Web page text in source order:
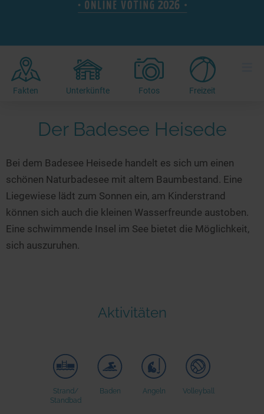
Radtouren am See
Kitesurfen
Kanu- & Kajaktouren
Badeseen in Deutschland
Wellness am See
Romantik Hotels
Urlaub an der Küste
Unterkünfte
Hotels am See
Ferienwohnungen
Camping
Kanu- & Kajak-Urlaub
Bikeurlaub
Auszeit & Wellness
Camping am See
Top-Hotels
Familienhotels
Wellness-Hotels
Biohotels
Ausgefallenes
Häuser auf dem Wasser
Hundefreundliche Unterkünfte
Seen in Deutschland
Seen in Europa
Überwachte Badestellen
Unsere See-Highlights
Deutschlands schönste Seen
Top Seen nach Bundesländern
Top Seen nach Regionen
Deutschlands Lieblingsseen
Schweden
Norwegen
Fakten Unterkünfte Fotos Freizeit
Der Badesee Heisede
Bei dem Badesee Heisede handelt es sich um einen
schönen Naturbadesee mit altem Baumbestand. Eine
Liegewiese lädt zum Sonnen ein, am Kinderstrand
können sich auch die kleinen Wasserfreunde austoben.
Eine schwimmende Insel im See bietet die Möglichkeit,
sich auszuruhen.
Aktivitäten
Strand/
Standbad
Baden Angeln Volleyball